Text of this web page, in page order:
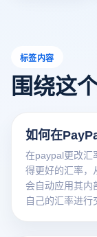
标签内容
围绕这
如何在
在paypal更改汇
得更好的汇率，
会自动应用其内
自己的汇率进